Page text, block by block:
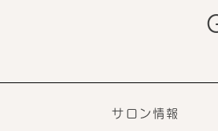
サロン情報